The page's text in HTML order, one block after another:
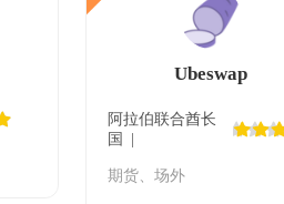
Ubeswap
阿拉伯联合酋长
国
期货、场外